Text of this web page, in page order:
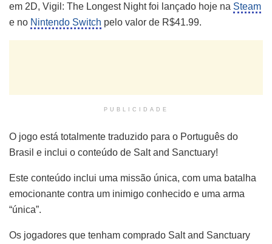
em 2D, Vigil: The Longest Night foi lançado hoje na Steam
e no Nintendo Switch pelo valor de R$41.99.
PUBLICIDADE
O jogo está totalmente traduzido para o Português do
Brasil e inclui o conteúdo de Salt and Sanctuary!
Este conteúdo inclui uma missão única, com uma batalha
emocionante contra um inimigo conhecido e uma arma
“única”.
Os jogadores que tenham comprado Salt and Sanctuary